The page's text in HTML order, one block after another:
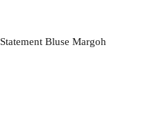
Bluse Margoh